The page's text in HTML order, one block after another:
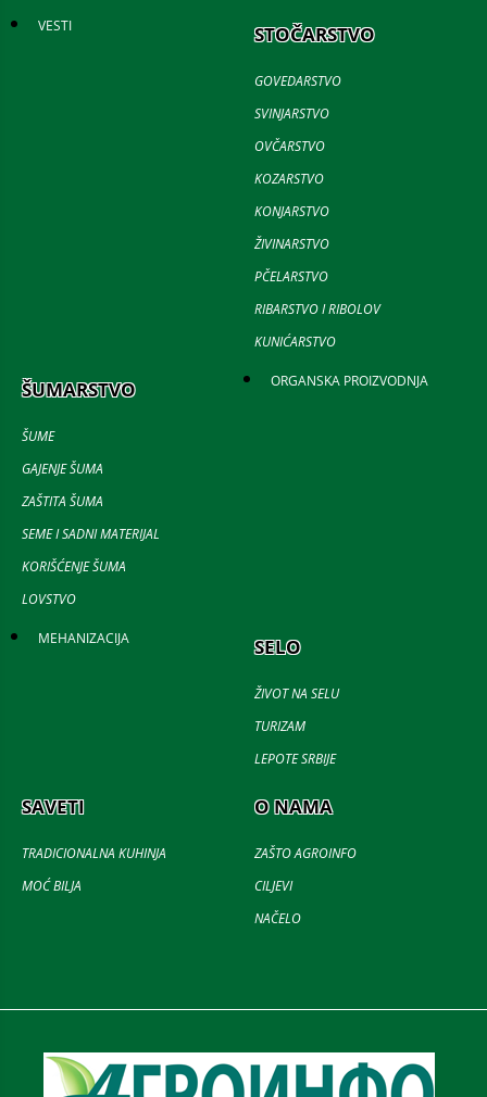
VESTI STOČARSTVO
GOVEDARSTVO
SVINJARSTVO
OVČARSTVO
KOZARSTVO
KONJARSTVO
ŽIVINARSTVO
PČELARSTVO
RIBARSTVO I RIBOLOV
KUNIĆARSTVO
ŠUMARSTVO
ŠUME
GAJENJE ŠUMA
ZAŠTITA ŠUMA
SEME I SADNI MATERIJAL
KORIŠĆENJE ŠUMA
LOVSTVO
ORGANSKA PROIZVODNJA
MEHANIZACIJA SELO
ŽIVOT NA SELU
TURIZAM
LEPOTE SRBIJE
SAVETI
TRADICIONALNA KUHINJA
MOĆ BILJA
O NAMA
ZAŠTO AGROINFO
CILJEVI
NAČELO